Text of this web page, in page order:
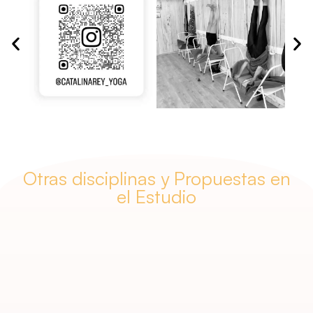
Otras disciplinas y Propuestas en
el Estudio